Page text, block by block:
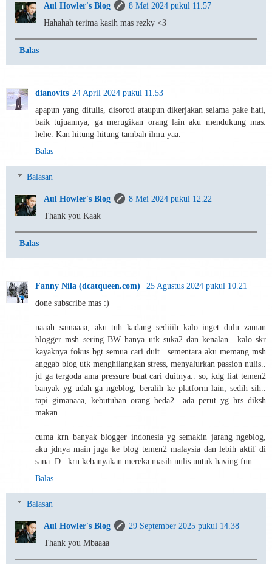
Aul Howler's Blog
8 Mei 2024 pukul 11.57
Hahahah terima kasih mas rezky <3
Balas
dianovits 24 April 2024 pukul 11.53
apapun yang ditulis, disoroti ataupun dikerjakan selama pake hati,
baik tujuannya, ga merugikan orang lain aku mendukung mas.
hehe. Kan hitung-hitung tambah ilmu yaa.
Balas
Balasan
Aul Howler's Blog
8 Mei 2024 pukul 12.22
Thank you Kaak
Balas
Fanny Nila (dcatqueen.com)
25 Agustus 2024 pukul 10.21
done subscribe mas :)
naaah samaaaa, aku tuh kadang sediiih kalo inget dulu zaman
blogger msh sering BW hanya utk suka2 dan kenalan.. kalo skr
kayaknya fokus bgt semua cari duit.. sementara aku memang msh
anggab blog utk menghilangkan stress, menyalurkan passion nulis..
jd ga tergoda ama pressure buat cari duitnya.. so, kdg liat temen2
banyak yg udah ga ngeblog, beralih ke platform lain, sedih sih..
tapi gimanaaa, kebutuhan orang beda2.. ada perut yg hrs diksh
makan.
cuma krn banyak blogger indonesia yg semakin jarang ngeblog,
aku jdnya main juga ke blog temen2 malaysia dan lebih aktif di
sana :D . krn kebanyakan mereka masih nulis untuk having fun.
Balas
Balasan
Aul Howler's Blog
29 September 2025 pukul 14.38
Thank you Mbaaaa